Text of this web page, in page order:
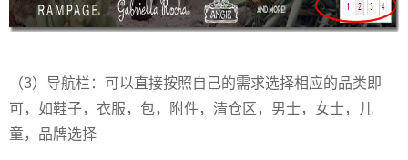
（3）导航栏：可以直接按照自己的需求选择相应的品类即
可，如鞋子，衣服，包，附件，清仓区，男士，女士，儿
童，品牌选择